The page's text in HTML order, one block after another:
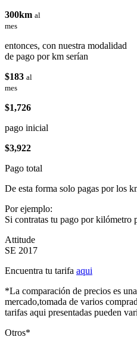
300km al
mes
entonces, con nuestra modalidad
de pago por km serían
$183 al
mes
$1,726
pago inicial
$3,922
Pago total
De esta forma solo pagas por los
Por ejemplo:
Si contratas tu pago por kilómetro
Attitude
SE 2017
Encuentra tu tarifa aqui
*La comparación de precios es
mercado,tomada de varios
tarifas aqui presentadas pueden
Otros*